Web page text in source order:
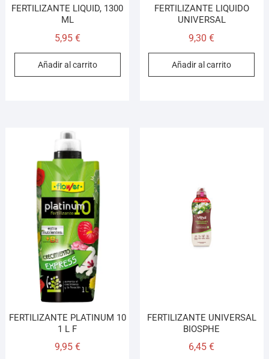
FERTILIZANTE LIQUID, 1300
ML
5,95 €
Añadir al carrito
FERTILIZANTE LIQUIDO
UNIVERSAL
9,30€
Añadir al carrito
FERTILIZANTE PLATINUM 10
1 L F
9,95 €
FERTILIZANTE UNIVERSAL
BIOSPHE
6,45€